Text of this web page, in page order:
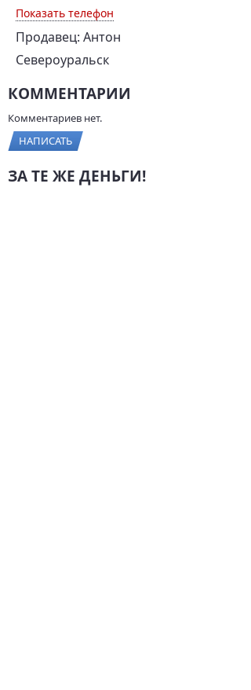
Показать телефон
Продавец: Антон
Североуральск
КОММЕНТАРИИ
Комментариев нет.
НАПИСАТЬ
ЗА ТЕ ЖЕ ДЕНЬГИ!